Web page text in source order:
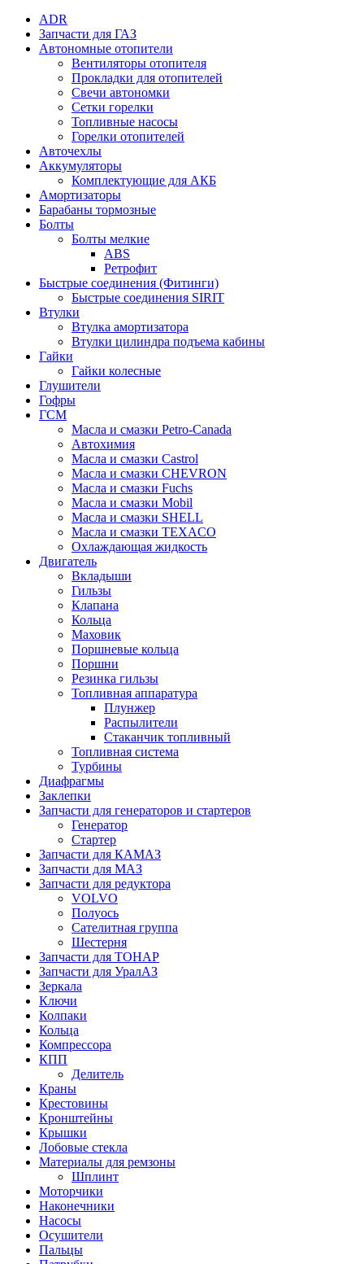
ADR
Запчасти для ГАЗ
Автономные отопители
Вентиляторы отопителя
Прокладки для отопителей
Свечи автономки
Сетки горелки
Топливные насосы
Горелки отопителей
Авточехлы
Аккумуляторы
Комплектующие для АКБ
Амортизаторы
Барабаны тормозные
Болты
Болты мелкие
ABS
Ретрофит
Быстрые соединения (Фитинги)
Быстрые соединения SIRIT
Втулки
Втулка амортизатора
Втулки цилиндра подъема кабины
Гайки
Гайки колесные
Глушители
Гофры
ГСМ
Масла и смазки Petro-Canada
Автохимия
Масла и смазки Castrol
Масла и смазки CHEVRON
Масла и смазки Fuchs
Масла и смазки Mobil
Масла и смазки SHELL
Масла и смазки TEXACO
Охлаждающая жидкость
Двигатель
Вкладыши
Гильзы
Клапана
Кольца
Маховик
Поршневые кольца
Поршни
Резинка гильзы
Топливная аппаратура
Плунжер
Распылители
Стаканчик топливный
Топливная система
Турбины
Диафрагмы
Заклепки
Запчасти для генераторов и стартеров
Генератор
Стартер
Запчасти для КАМАЗ
Запчасти для МАЗ
Запчасти для редуктора
VOLVO
Полуось
Сателитная группа
Шестерня
Запчасти для ТОНАР
Запчасти для УралАЗ
Зеркала
Ключи
Колпаки
Кольца
Компрессора
КПП
Делитель
Краны
Крестовины
Кронштейны
Крышки
Лобовые стекла
Материалы для ремзоны
Шплинт
Моторчики
Наконечники
Насосы
Осушители
Пальцы